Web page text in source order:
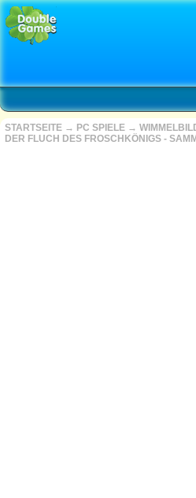
STARTSEITE → PC SPIELE →
DER FLUCH DES FROSCHKÖNIGS -